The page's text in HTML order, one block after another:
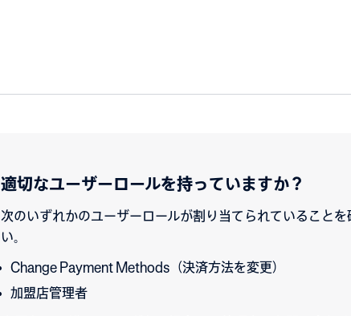
適切なユーザーロールを持っていますか？
次のいずれかのユーザーロールが割り当てられていることを
い。
Change Payment Methods（決済方法を変更）
加盟店管理者